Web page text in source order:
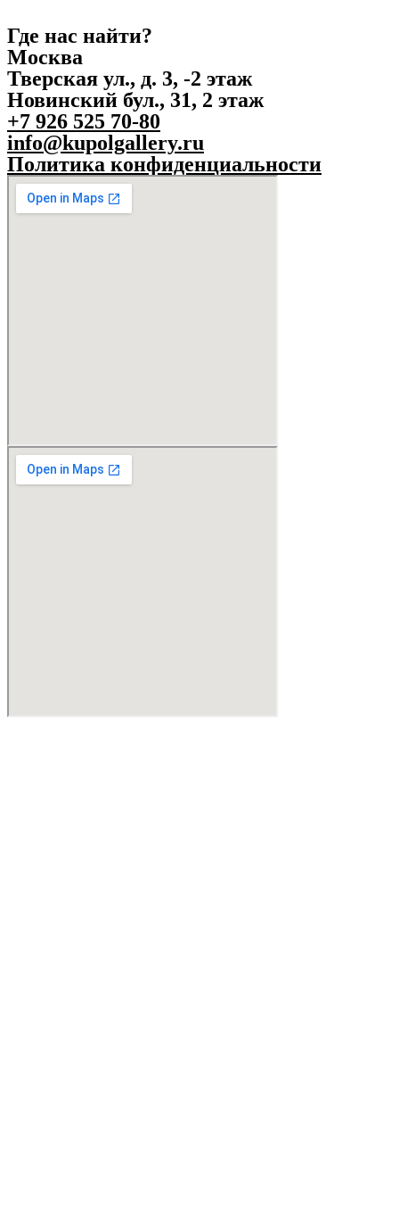
Где нас найти?
Москва
Тверская ул., д. 3, -2 этаж
Новинский бул., 31, 2 этаж
+7 926 525 70-80
info@kupolgallery.ru
Политика конфиденциальности